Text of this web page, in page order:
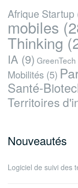
Afrique Startup
mobiles
Thinking
IA (9) GreenTech
Mobilités (5)
Santé-
Territoires
Nouveautés
Logiciel de suivi des